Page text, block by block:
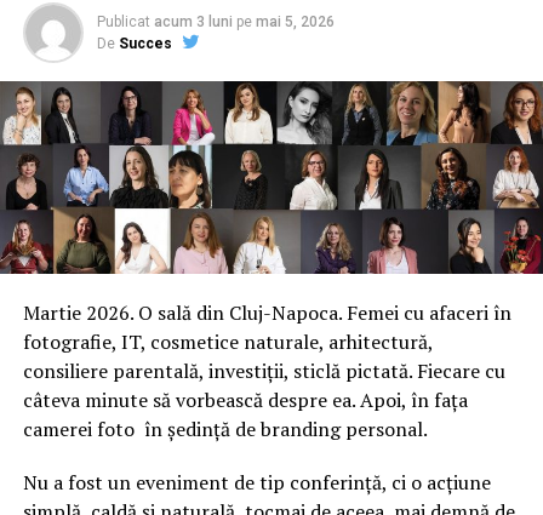
Publicat acum 3 luni pe mai 5, 2026
De Succes
Martie 2026. O sală din Cluj-Napoca. Femei cu afaceri în
fotografie, IT, cosmetice naturale, arhitectură,
consiliere parentală, investiții, sticlă pictată. Fiecare cu
câteva minute să vorbească despre ea. Apoi, în fața
camerei foto în ședință de branding personal.
Nu a fost un eveniment de tip conferință, ci o acțiune